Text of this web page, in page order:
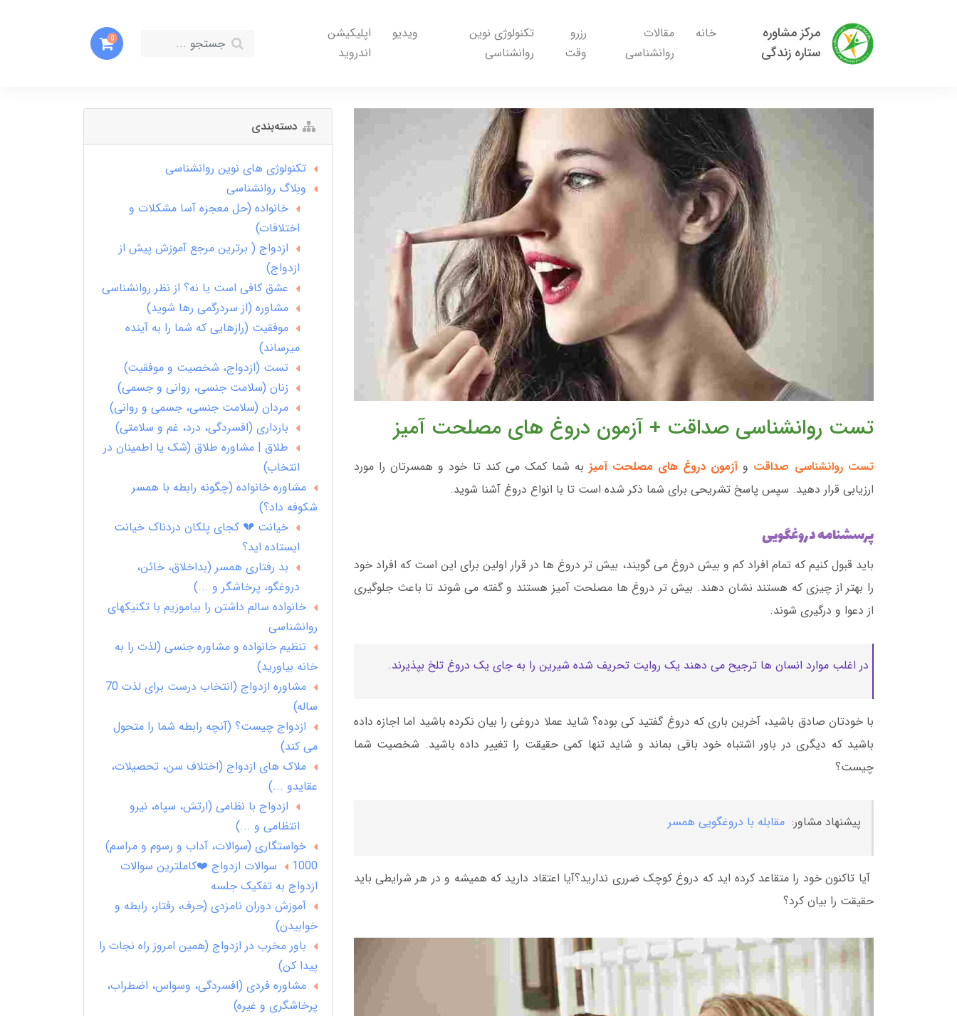
مرکز مشاوره
ستاره زندگی
خانه
مقالات
روانشناسی
رزرو
وقت
تکنولوژی نوین
روانشناسی
ویدیو
اپلیکیشن
اندروید
0
تست روانشناسی صداقت + آزمون دروغ های مصلحت آمیز
تست روانشناسی صداقت وآزمون دروغ های مصلحت آمیز به شما کمک می کند تا خود و همسرتان را مورد
ارزیابی قرار دهید. سپس پاسخ تشریحی برای شما ذکر شده است تا با انواع دروغ آشنا شوید.
پرسشنامه دروغگویی
باید قبول کنیم که تمام افراد کم و بیش دروغ می گویند، بیش تر دروغ ها در قرار اولین برای این است که افراد خود
را بهتر از چیزی که هستند نشان دهند. بیش تر دروغ ها مصلحت آمیز هستند و گفته می شوند تا باعث جلوگیری
از دعوا و درگیری شوند.
در اغلب موارد انسان ها ترجیح می دهند یک روایت تحریف شده شیرین را به جای یک دروغ تلخ بپذیرند.
با خودتان صادق باشید، آخرین باری که دروغ گفتید کی بوده؟ شاید عملا دروغی را بیان نکرده باشید اما اجازه داده
باشید که دیگری در باور اشتباه خود باقی بماند و شاید تنها کمی حقیقت را تغییر داده باشید. شخصیت شما
چیست؟
پیشنهاد مشاور: مقابله با دروغگویی همسر
آیا تاکنون خود را متقاعد کرده اید که دروغ کوچک ضرری ندارید؟آیا اعتقاد دارید که همیشه و در هر شرایطی باید
حقیقت را بیان کرد؟
دسته‌بندی
تکنولوژی های نوین روانشناسی
وبلاگ روانشناسی
خانواده (حل معجزه آسا مشکلات و
اختلافات)
ازدواج ( برترین مرجع آموزش پیش از
ازدواج)
عشق کافی است یا نه؟ از نظر روانشناسی
مشاوره (از سردرگمی رها شوید)
موفقیت (رازهایی که شما را به آینده
میرساند)
تست (ازدواج، شخصیت و موفقیت)
زنان (سلامت جنسی، روانی و جسمی)
مردان (سلامت جنسی، جسمی و روانی)
بارداری (افسردگی، درد، غم و سلامتی)
طلاق | مشاوره طلاق (شک یا اطمینان در
انتخاب)
مشاوره خانواده (چگونه رابطه با همسر
شکوفه داد؟)
خیانت 💔 کجای پلکان دردناک خیانت
ایستاده اید؟
بد رفتاری همسر (بداخلاق، خائن،
دروغگو، پرخاشگر و ...)
خانواده سالم داشتن را بیاموزیم با تکنیکهای
روانشناسی
تنظیم خانواده و مشاوره جنسی (لذت را به
خانه بیاورید)
مشاوره ازدواج (انتخاب درست برای لذت 70
ساله)
ازدواج چیست؟ (آنچه رابطه شما را متحول
می کند)
ملاک های ازدواج (اختلاف سن، تحصیلات،
عقایدو ...)
ازدواج با نظامی (ارتش، سپاه، نیرو
انتظامی و ...)
خواستگاری (سوالات، آداب و رسوم و مراسم)
1000 سوالات ازدواج ❤️کاملترین سوالات
ازدواج به تفکیک جلسه
آموزش دوران نامزدی (حرف، رفتار، رابطه و
خوابیدن)
باور مخرب در ازدواج (همین امروز راه نجات را
پیدا کن)
مشاوره فردی (افسردگی، وسواس، اضطراب،
پرخاشگری و غیره)